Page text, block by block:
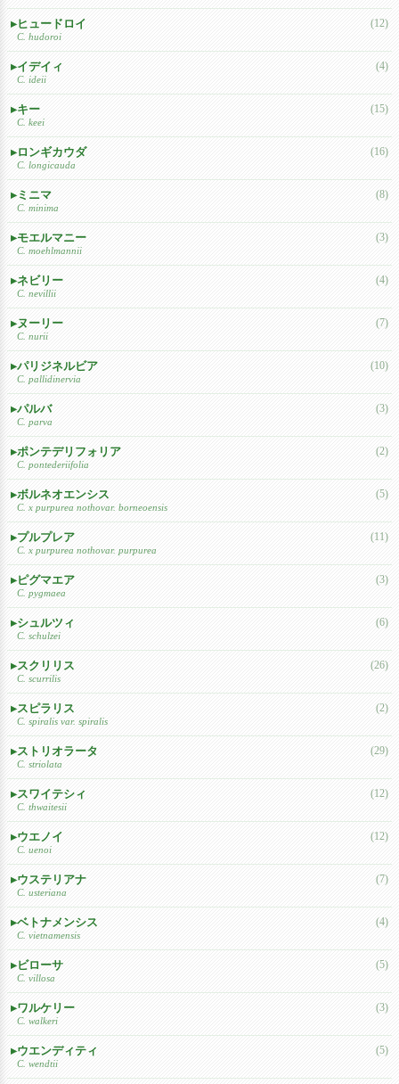
ヒュードロイ
C. hudoroi
(12)
イデイィ
C. ideii
(4)
キー
C. keei
(15)
ロンギカウダ
C. longicauda
(16)
ミニマ
C. minima
(8)
モエルマニー
C. moehlmannii
(3)
ネビリー
C. nevillii
(4)
ヌーリー
C. nurii
(7)
パリジネルビア
C. pallidinervia
(10)
パルバ
C. parva
(3)
ポンテデリフォリア
C. pontederiifolia
(2)
ボルネオエンシス
C. x purpurea nothovar. borneoensis
(5)
プルプレア
C. x purpurea nothovar. purpurea
(11)
ピグマエア
C. pygmaea
(3)
シュルツィ
C. schulzei
(6)
スクリリス
C. scurrilis
(26)
スピラリス
C. spiralis var. spiralis
(2)
ストリオラータ
C. striolata
(29)
スワイテシィ
C. thwaitesii
(12)
ウエノイ
C. uenoi
(12)
ウステリアナ
C. usteriana
(7)
ベトナメンシス
C. vietnamensis
(4)
ビローサ
C. villosa
(5)
ワルケリー
C. walkeri
(3)
ウエンディティ
C. wendtii
(5)